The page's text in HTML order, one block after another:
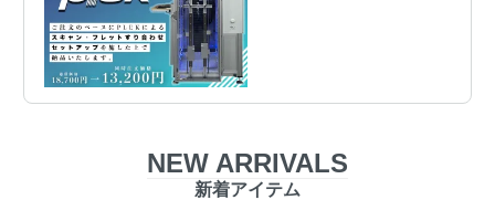
NEW ARRIVALS
新着アイテム